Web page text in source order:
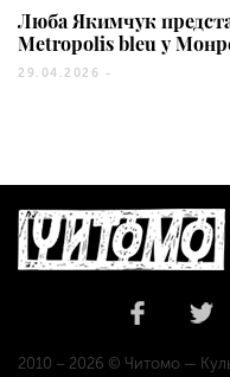
Люба Якимчук
Metropolis bleu у
29.04.2026 -
2010 – 2026 © Читомо —